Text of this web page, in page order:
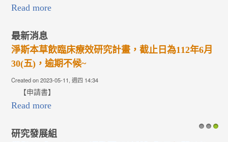
Read more
最新消息
淨斯本草飲臨床療效研究計畫，截止日為112年6月
30(五)，逾期不候~
Created on 2023-05-11, 週四 14:34
【申請書】
Read more
研究發展組